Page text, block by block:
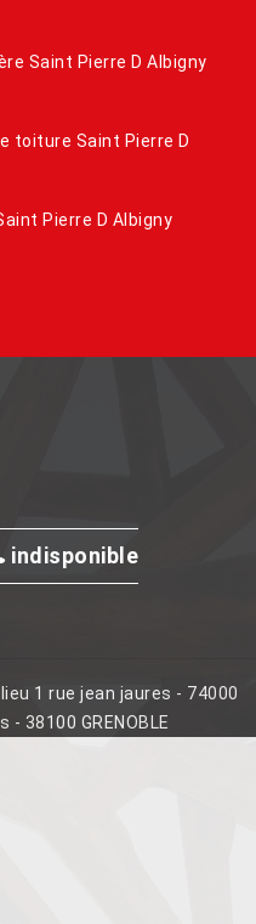
Saint Pierre D Albigny
toiture Saint Pierre D
Pierre D Albigny
indisponible
1 rue jean jaures - 74000
- 38100 GRENOBLE